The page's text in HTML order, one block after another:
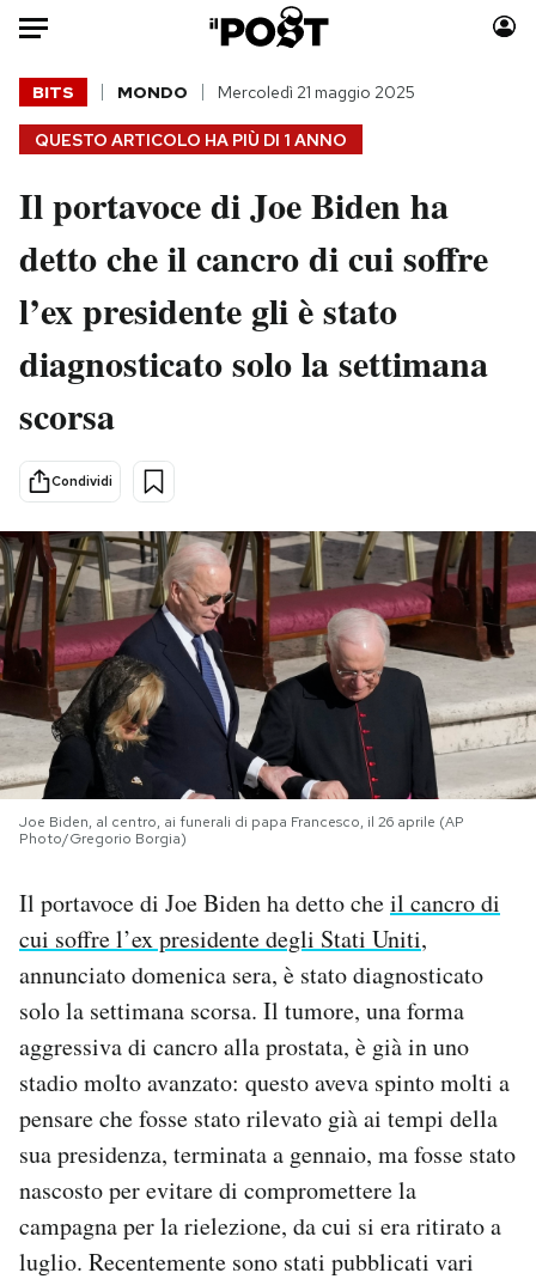
Auto
HOME
Italia
Politica
Tecnologia
Internet
Scienza
Sport
Moda
Consumismi
Storie/Idee
Media
PODCAST
NEWSLETTER
I MIEI PREFERITI
SHOP
CALENDARIO
AREA PERSONALE
Newsletter
Notifiche mobile
Regala il Post
Hai bisogno di aiuto?
Esci
QUESTO ARTICOLO HA PIÙ DI 1 ANNO
BITS MONDO Mercoledì 21 maggio 2025
Il portavoce di Joe Biden ha
detto che il cancro di cui soffre
l’ex presidente gli è stato
diagnosticato solo la settimana
scorsa
Condividi
Joe Biden, al centro, ai funerali di papa Francesco, il 26 aprile (AP
Photo/Gregorio Borgia)
Il portavoce di Joe Biden ha detto cheil cancro di
cui soffre l’ex presidente degli Stati Uniti,
annunciato domenica sera, è stato diagnosticato
solo la settimana scorsa. Il tumore, una forma
aggressiva di cancro alla prostata, è già in uno
stadio molto avanzato: questo aveva spinto molti a
pensare che fosse stato rilevato già ai tempi della
sua presidenza, terminata a gennaio, ma fosse stato
nascosto per evitare di compromettere la
campagna per la rielezione, da cui si era ritirato a
luglio. Recentemente sono stati pubblicati vari